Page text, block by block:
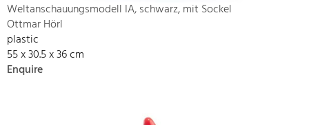
Weltanschauungsmodell IA, schwarz, mit Sockel
Ottmar Hörl
plastic
55 x 30.5 x 36 cm
Enquire